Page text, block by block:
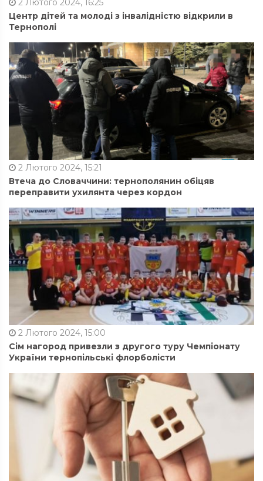
2 Лютого 2024, 16:25
Центр дітей та молоді з інвалідністю відкрили в
Тернополі
2 Лютого 2024, 15:21
Втеча до Словаччини: тернополянин обіцяв
переправити ухилянта через кордон
2 Лютого 2024, 15:00
Сім нагород привезли з другого туру Чемпіонату
України тернопільські флорболісти